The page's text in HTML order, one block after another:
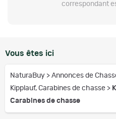
correspondant
Vous êtes ici
NaturaBuy > Annonces de
Kipplauf, Carabines de chasse >
Carabines de chasse